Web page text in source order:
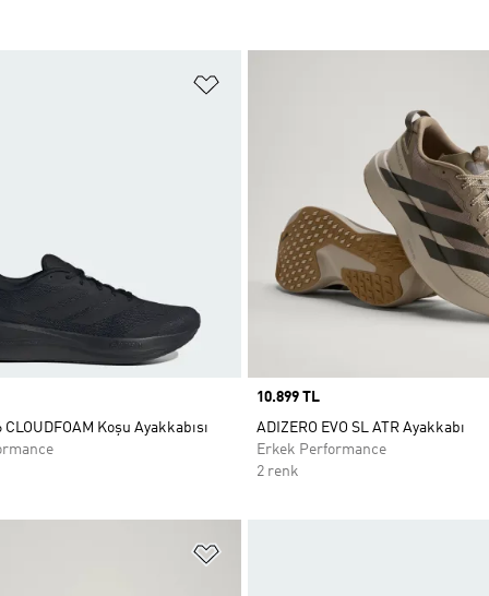
Koşu Ayakkabısı
Price
10.899 TL
ADIZERO EVO SL ATR Ayakkabı
Erkek Performance
2 renk